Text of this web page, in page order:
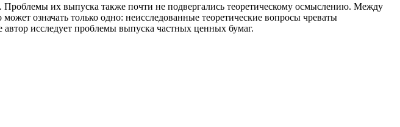
их выпуска также почти не подвергались теоретическому осмыслению. Между
означать только одно: неисследованные теоретические вопросы чреваты
исследует проблемы выпуска частных ценных бумаг.